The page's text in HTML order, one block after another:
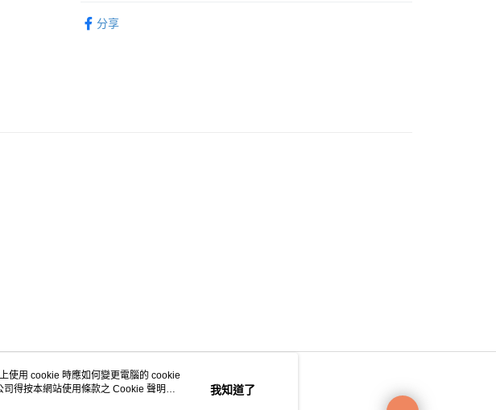
每筆HK$100.00，滿HK$500.00或以上免運費
分享
客戶服務
使用 cookie 時應如何變更電腦的 cookie
得按本網站使用條款之 Cookie 聲明使
我知道了